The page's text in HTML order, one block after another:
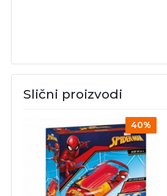
Slični proizvodi
40%